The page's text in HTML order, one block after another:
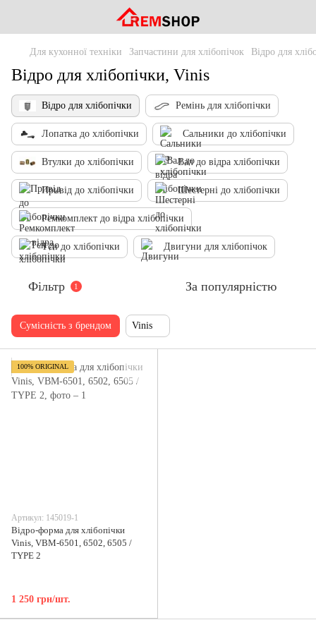
Для кухонної техніки Запчастини для хлібопічок Відро для
Відро для хлібопічки, Vinis
Відро для хлібопічки Ремінь для хлібопічки
Лопатка до хлібопічки Сальники до хлібопічки
Втулки до хлібопічки Вал до відра хлібопічки
Привід до хлібопічки Шестерні до хлібопічки
Ремкомплект до відра хлібопічки
Тєн до хлібопічки Двигуни для хлібопічок
Фільтр 1 За популярністю
Сумісність з брендом Vinis
100% ORIGINAL
Артикул: 145019-1
Відро-форма для хлібопічки
Vinis, VBM-6501, 6502, 6505 /
TYPE 2
1 250 грн/шт.